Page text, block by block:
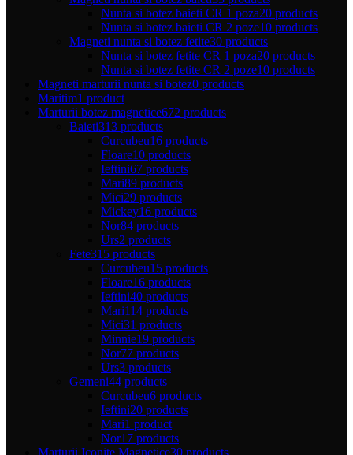
Nunta si botez baieti CR 1 poza20 products
Nunta si botez baieti CR 2 poze10 products
Magneti nunta si botez fetite30 products
Nunta si botez fetite CR 1 poza20 products
Nunta si botez fetite CR 2 poze10 products
Magneti marturii nunta si botez0 products
Maritim1 product
Marturii botez magnetice672 products
Baieti313 products
Curcubeu16 products
Floare10 products
Ieftini67 products
Mari89 products
Mici29 products
Mickey16 products
Nor84 products
Urs2 products
Fete315 products
Curcubeu15 products
Floare16 products
Ieftini40 products
Mari114 products
Mici31 products
Minnie19 products
Nor77 products
Urs3 products
Gemeni44 products
Curcubeu6 products
Ieftini20 products
Mari1 product
Nor17 products